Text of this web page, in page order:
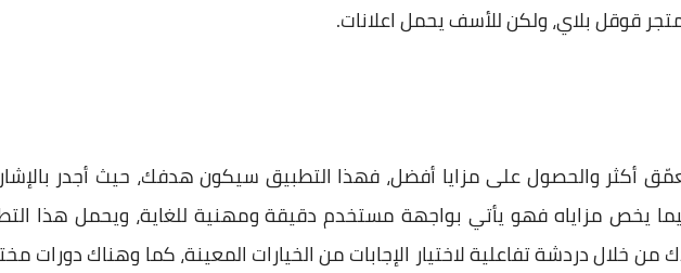
قوقل بلاي، ولكن للأسف يحمل اعلانات.
أكثر والحصول على مزايا أفضل، فهذا التطبيق سيكون هدفك، حيث أجدر
يخص مزاياه فهو يأتي بواجهة مستخدم دقيقة ومهنية للغاية، ويحمل هذا
خلال دردشة تفاعلية لاختيار الإجابات من الخيارات المعينة، كما وهناك دورات